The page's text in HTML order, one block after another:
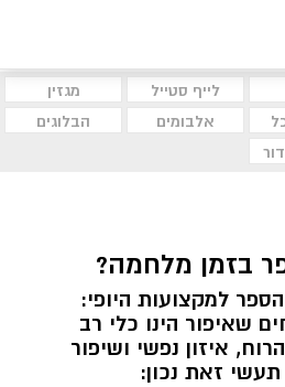
לייף סטייל
מגזין
אלבומים
הבלוגים
בזמן מלחמה?
למקצועות היופי:
שאיפור הינו כלי רב
איזון נפשי ושיפור
זאת נכון: